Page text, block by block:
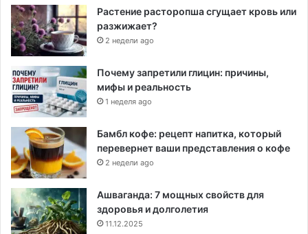
Растение расторопша сгущает кровь или
разжижает?
2 недели ago
Почему запретили глицин: причины,
мифы и реальность
1 неделя ago
Бамбл кофе: рецепт напитка, который
перевернет ваши представления о кофе
2 недели ago
Ашваганда: 7 мощных свойств для
здоровья и долголетия
11.12.2025